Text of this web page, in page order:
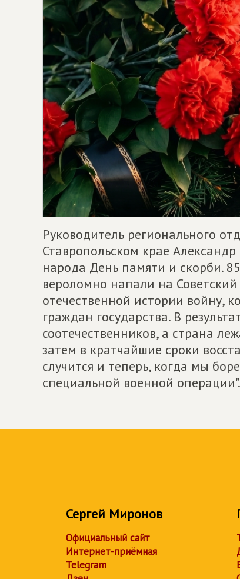
Руководитель регионального
Ставропольском крае
народа День памяти и скорби.
вероломно напали на
отечественной истории войну,
граждан государства. В
соотечественников, а страна
затем в кратчайшие сроки
случится и теперь, когда мы
специальной военной операции".
Сергей Миронов
Официальный сайт
Интернет-приёмная
Telegram